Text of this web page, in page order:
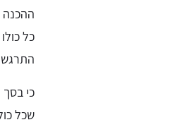
ההכנה
כל
כי
שכל